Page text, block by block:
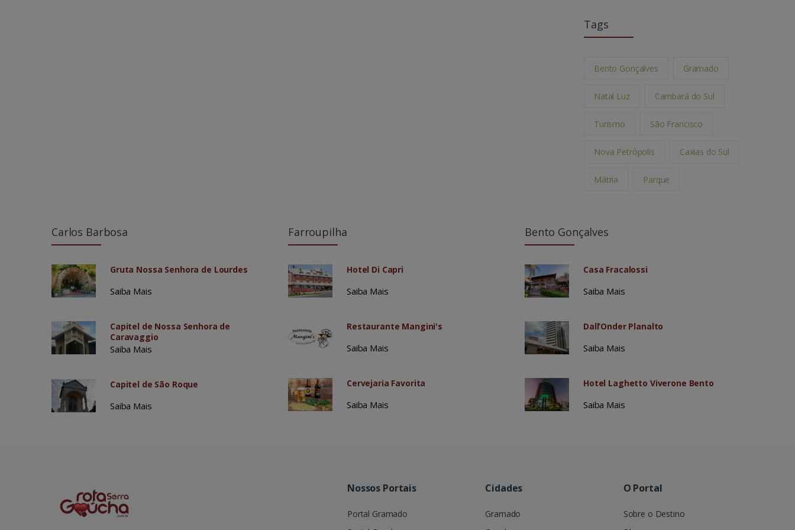
Tags
Bento Gonçalves Gramado
Natal Luz Cambará do Sul
Turismo São Francisco
Nova Petrópolis Caxias do Sul
Mátria Parque
Carlos Barbosa
Gruta Nossa Senhora de Lourdes
Saiba Mais
Capitel de Nossa Senhora de
Caravaggio
Saiba Mais
Capitel de São Roque
Saiba Mais
Farroupilha
Hotel Di Capri
Saiba Mais
Restaurante Mangini's
Saiba Mais
Cervejaria Favorita
Saiba Mais
Bento Gonçalves
Casa Fracalossi
Saiba Mais
Dall’Onder Planalto
Saiba Mais
Hotel Laghetto Viverone Bento
Saiba Mais
Nossos Portais
Portal Gramado
Cidades
Gramado
O Portal
Sobre o Destino